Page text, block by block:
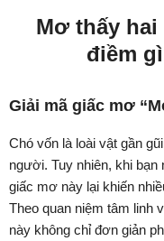
Mơ thấy
điềm
Giải mã giấc mơ
Chó vốn là loài vật gần
người. Tuy nhiên, khi bạn
giấc mơ này lại khiến
Theo quan niệm tâm linh
này không chỉ đơn giản